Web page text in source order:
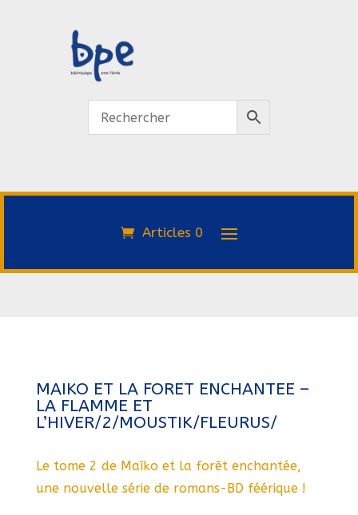
Articles 0
MAIKO ET LA FORET ENCHANTEE –
LA FLAMME ET
L’HIVER/2/MOUSTIK/FLEURUS/
Le tome 2 de Maïko et la forêt enchantée,
une nouvelle série de romans-BD féérique !